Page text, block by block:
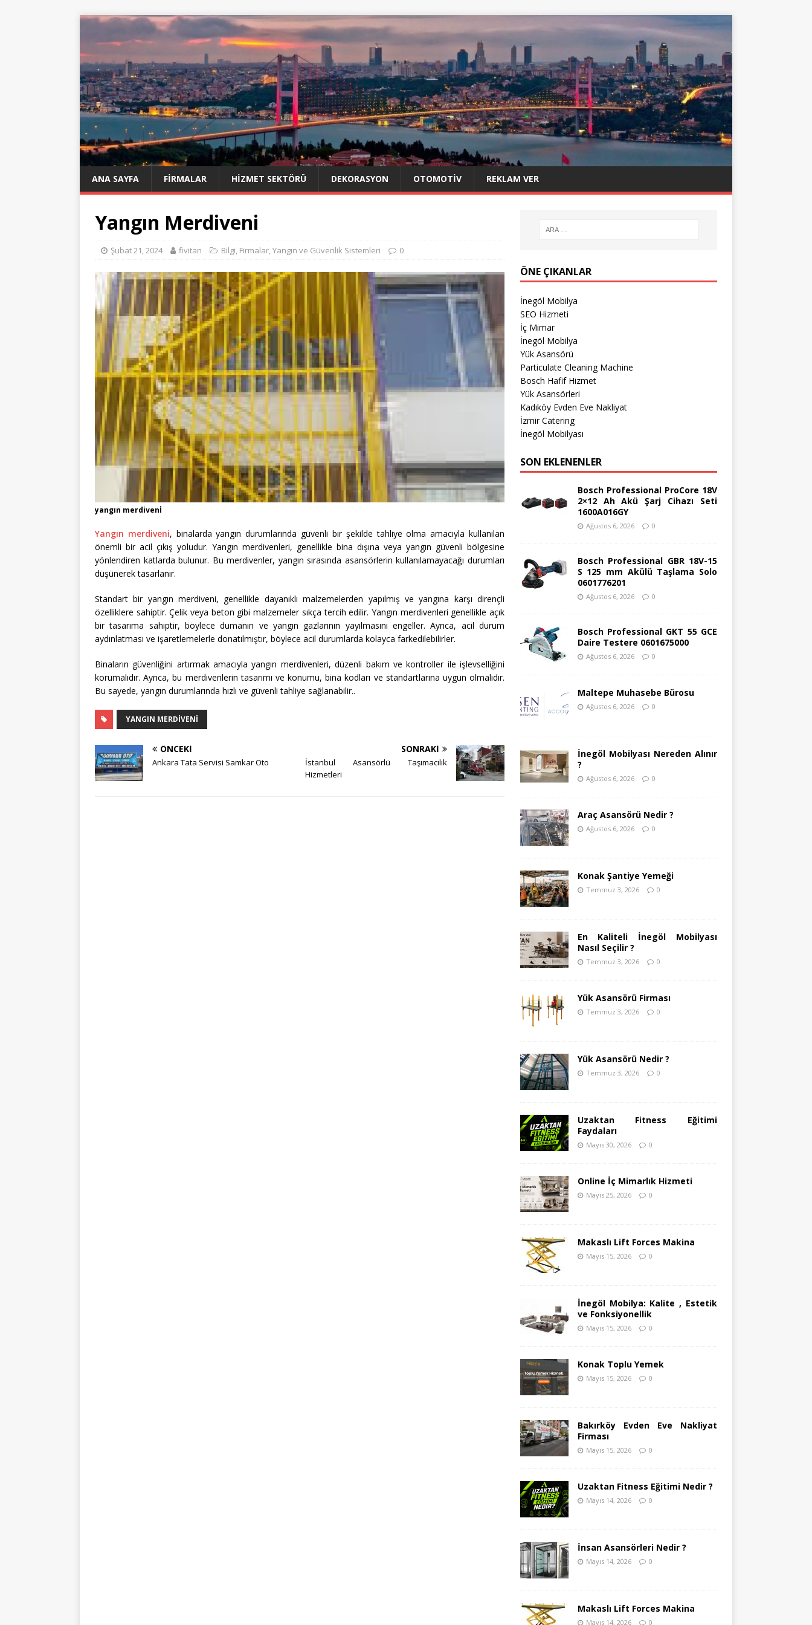
ANA SAYFA FIRMALAR HIZMET SEKTÖRÜ DEKORASYON OTOMOTIV REKLAM VER
Yangın Merdiveni
Şubat 21, 2024 fivitan Bilgi, Firmalar,Yangın ve Güvenlik Sistemleri 0
yangın merdivenİ
Yangın merdiveni, binalarda yangın durumlarında güvenli bir şekilde tahliye olma amacıyla kullanılan
önemli bir acil çıkış yoludur. Yangın merdivenleri, genellikle bina dışına veya yangın güvenli bölgesine
yönlendiren katlarda bulunur. Bu merdivenler, yangın sırasında asansörlerin kullanılamayacağı durumları
düşünerek tasarlanır.
Standart bir yangın merdiveni, genellikle dayanıklı malzemelerden yapılmış ve yangına karşı dirençli
özelliklere sahiptir. Çelik veya beton gibi malzemeler sıkça tercih edilir. Yangın merdivenleri genellikle açık
bir tasarıma sahiptir, böylece dumanın ve yangın gazlarının yayılmasını engeller. Ayrıca, acil durum
aydınlatması ve işaretlemelerle donatılmıştır, böylece acil durumlarda kolayca farkedilebilirler.
Binaların güvenliğini artırmak amacıyla yangın merdivenleri, düzenli bakım ve kontroller ile işlevselliğini
korumalıdır. Ayrıca, bu merdivenlerin tasarımı ve konumu, bina kodları ve standartlarına uygun olmalıdır.
Bu sayede, yangın durumlarında hızlı ve güvenli tahliye sağlanabilir..
YANGIN MERDIVENI
ÖNCEKI
Ankara Tata Servisi Samkar Oto
SONRAKI
İstanbul Asansörlü Taşımacılık
Hizmetleri
ÖNE ÇIKANLAR
İnegöl Mobilya
SEO Hizmeti
İç Mimar
İnegöl Mobilya
Yük Asansörü
Particulate Cleaning Machine
Bosch Hafif Hizmet
Yük Asansörleri
Kadıköy Evden Eve Nakliyat
İzmir Catering
İnegöl Mobilyası
SON EKLENENLER
Bosch Professional ProCore 18V
2×12 Ah Akü Şarj Cihazı Seti
1600A016GY
Ağustos 6, 2026 0
Bosch Professional GBR 18V-15
S 125 mm Akülü Taşlama Solo
0601776201
Ağustos 6, 2026 0
Bosch Professional GKT 55 GCE
Daire Testere 0601675000
Ağustos 6, 2026 0
Maltepe Muhasebe Bürosu
Ağustos 6, 2026 0
İnegöl Mobilyası Nereden Alınır
?
Ağustos 6, 2026 0
Araç Asansörü Nedir ?
Ağustos 6, 2026 0
Konak Şantiye Yemeği
Temmuz 3, 2026 0
En Kaliteli İnegöl Mobilyası
Nasıl Seçilir ?
Temmuz 3, 2026 0
Yük Asansörü Firması
Temmuz 3, 2026 0
Yük Asansörü Nedir ?
Temmuz 3, 2026 0
Uzaktan Fitness Eğitimi
Faydaları
Mayıs 30, 2026 0
Online İç Mimarlık Hizmeti
Mayıs 25, 2026 0
Makaslı Lift Forces Makina
Mayıs 15, 2026 0
İnegöl Mobilya: Kalite , Estetik
ve Fonksiyonellik
Mayıs 15, 2026 0
Konak Toplu Yemek
Mayıs 15, 2026 0
Bakırköy Evden Eve Nakliyat
Firması
Mayıs 15, 2026 0
Uzaktan Fitness Eğitimi Nedir ?
Mayıs 14, 2026 0
İnsan Asansörleri Nedir ?
Mayıs 14, 2026 0
Makaslı Lift Forces Makina
Mayıs 14, 2026 0